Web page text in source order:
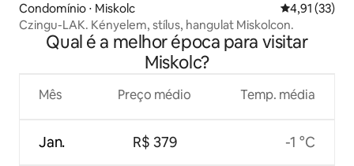
Condomínio ⋅ Miskolc 4,91 de uma
4,91 (33)
Czingu-LAK. Kényelem, stílus, hangulat Miskolcon.
Qual é a melhor época para visitar
Miskolc?
Mês
Jan.
Preço médio
R$ 379
Temp. média
-1 °C